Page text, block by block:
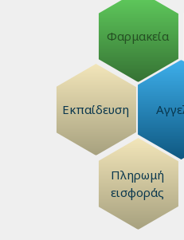
Φαρμακεία
Εκπαίδευση
Πληρωμή
εισφοράς